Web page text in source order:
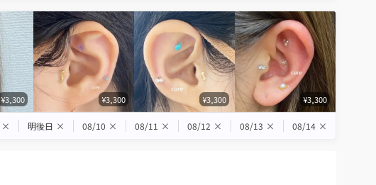
¥3,300 ¥3,300 ¥3,300 ¥3,300
× 明後日 × 08/10 × 08/11 × 08/12 × 08/13 × 08/14 ×